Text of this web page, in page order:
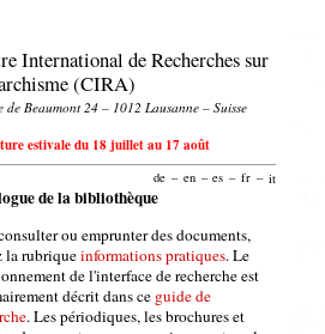
International de Recherches sur
(CIRA)
de Beaumont 24 – 1012 Lausanne – Suisse
estivale du 18 juillet au 17 août
de – en – es – fr – it
de la bibliothèque
ou emprunter des documents,
la rubriqueinformations pratiques. Le
de l'interface de recherche est
décrit dans ce guide de
. Les périodiques, les brochures et